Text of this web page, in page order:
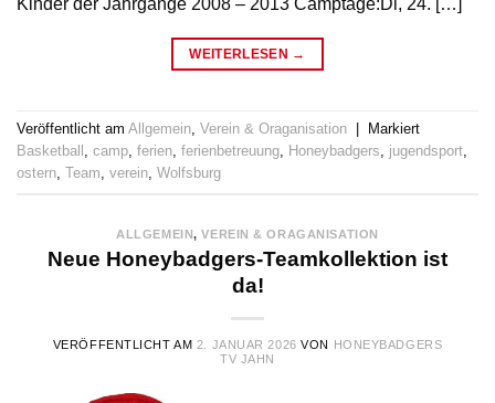
WEITERLESEN →
Veröffentlicht am Allgemein, Verein & Oraganisation
Markiert
Basketball , camp, ferien, ferienbetreuung, Honeybadgers, jugendsport,
ostern, Team, verein, Wolfsburg
ALLGEMEIN,VEREIN & ORAGANISATION
Neue Honeybadgers-Teamkollektion ist
da!
VERÖFFENTLICHT AM 2. JANUAR 2026 VON
HONEYBADGERS
TV JAHN